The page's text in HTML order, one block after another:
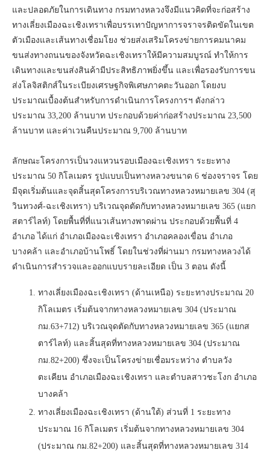
และปลอดภัยในการเดินทาง กรมทางหลวงจึงมีแนวคิดที่จะก่อสร้าง
ทางเลี่ยงเมืองฉะเชิงเทราเพื่อบรรเทาปัญหาการจราจรติดขัดในเขต
ตัวเมืองและเส้นทางเชื่อมโยง ช่วยส่งเสริมโครงข่ายการคมนาคม
ขนส่งทางถนนของจังหวัดฉะเชิงเทราให้มีความสมบูรณ์ ทำให้การ
เดินทางและขนส่งสินค้ามีประสิทธิภาพยิ่งขึ้น และเพื่อรองรับการขน
ส่งโลจิสติกส์ในระเบียงเศรษฐกิจพิเศษภาคตะวันออก โดยงบ
ประมาณเบื้องต้นสำหรับการดำเนินการโครงการฯ ดังกล่าว
ประมาณ 33,200 ล้านบาท ประกอบด้วยค่าก่อสร้างประมาณ 23,500
ล้านบาท และค่าเวนคืนประมาณ 9,700 ล้านบาท
ลักษณะโครงการเป็นวงแหวนรอบเมืองฉะเชิงเทรา ระยะทาง
ประมาณ 50 กิโลเมตร รูปแบบเป็นทางหลวงขนาด 6 ช่องจราจร โดย
มีจุดเริ่มต้นและจุดสิ้นสุดโครงการบริเวณทางหลวงหมายเลข 304 (สุ
วินทวงศ์-ฉะเชิงเทรา) บริเวณจุดตัดกับทางหลวงหมายเลข 365 (แยก
สตาร์ไลท์) โดยพื้นที่ที่แนวเส้นทางพาดผ่าน ประกอบด้วยพื้นที่ 4
อำเภอ ได้แก่ อำเภอเมืองฉะเชิงเทรา อำเภอคลองเขื่อน อำเภอ
บางคล้า และอำเภอบ้านโพธิ์ โดยในช่วงที่ผ่านมา กรมทางหลวงได้
ดำเนินการสำรวจและออกแบบรายละเอียด เป็น 3 ตอน ดังนี้
ทางเลี่ยงเมืองฉะเชิงเทรา (ด้านเหนือ) ระยะทางประมาณ 20
กิโลเมตร เริ่มต้นจากทางหลวงหมายเลข 304 (ประมาณ
กม.63+712) บริเวณจุดตัดกับทางหลวงหมายเลข 365 (แยกส
ตาร์ไลท์) และสิ้นสุดที่ทางหลวงหมายเลข 304 (ประมาณ
กม.82+200) ซึ่งจะเป็นโครงข่ายเชื่อมระหว่าง ตำบลวัง
ตะเคียน อำเภอเมืองฉะเชิงเทรา และตำบลสาวชะโงก อำเภอ
บางคล้า
ทางเลี่ยงเมืองฉะเชิงเทรา (ด้านใต้) ส่วนที่ 1 ระยะทาง
ประมาณ 16 กิโลเมตร เริ่มต้นจากทางหลวงหมายเลข 304
(ประมาณ กม.82+200) และสิ้นสุดที่ทางหลวงหมายเลข 314